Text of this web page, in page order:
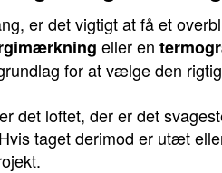
er det vigtigt at få et
eller en
for at vælge den
det loftet, der er det
taget derimod er utæt